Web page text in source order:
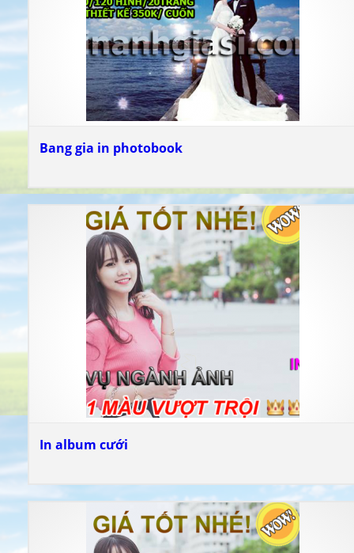
Bang gia in photobook
In album cưới